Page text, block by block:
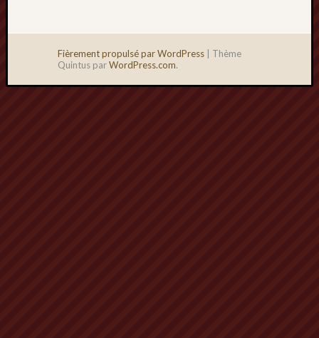
Fièrement propulsé par WordPress
Thème
Quintus parWordPress.com.